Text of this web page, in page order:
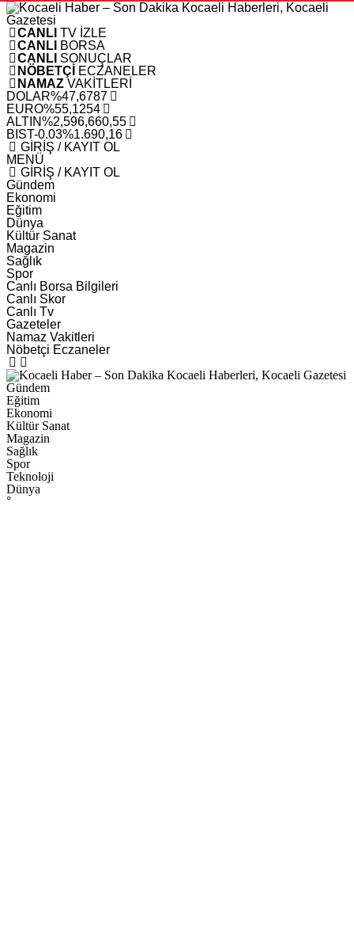
CANLI TV İZLE
CANLI BORSA
CANLI SONUÇLAR
NÖBETÇİ
ECZANELER
NAMAZVAKİTLERİ
DOLAR%47,6787
EURO%55,1254
ALTIN%2,596,660,55
BIST-0.03%1.690,16
GİRİŞ / KAYIT OL
MENÜ
GİRİŞ / KAYIT OL
Gündem
Ekonomi
Eğitim
Dünya
Kültür Sanat
Magazin
Sağlık
Spor
Canlı Borsa Bilgileri
Canlı Skor
Canlı Tv
Gazeteler
Namaz Vakitleri
Nöbetçi Eczaneler
Gündem
Eğitim
Ekonomi
Kültür Sanat
Magazin
Sağlık
Spor
Teknoloji
Dünya
°